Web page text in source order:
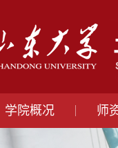
学院概况 师